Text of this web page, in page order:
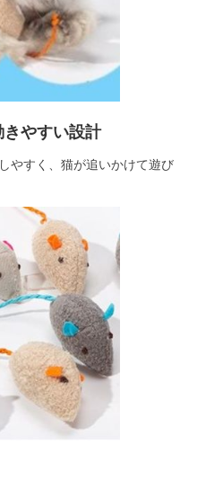
きやすい設計
やすく、猫が追いかけて遊び